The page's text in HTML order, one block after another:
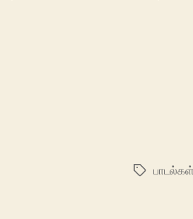
Tagsபாடல்கள்